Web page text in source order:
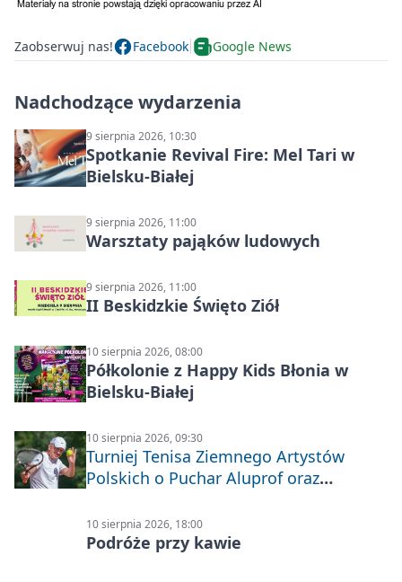
Zaobserwuj nas! Facebook Google News
Nadchodzące wydarzenia
9 sierpnia 2026, 10:30
Spotkanie Revival Fire: Mel Tari w
Bielsku-Białej
9 sierpnia 2026, 11:00
Warsztaty pająków ludowych
9 sierpnia 2026, 11:00
II Beskidzkie Święto Ziół
10 sierpnia 2026, 08:00
Półkolonie z Happy Kids Błonia w
Bielsku-Białej
10 sierpnia 2026, 09:30
Turniej Tenisa Ziemnego Artystów
Polskich o Puchar Aluprof oraz
Puchar Prezydenta Miasta Bielska-
Białej
10 sierpnia 2026, 18:00
Podróże przy kawie